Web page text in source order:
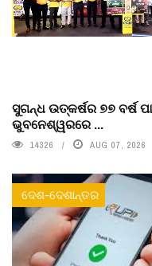
ସୁଗନ୍ଧ ଉତ୍କର୍ଷର ୭୭ ବର୍ଷ
ଭୁବନେଶ୍ୱରରେ ...
14326 AUG 07, 2026
ଦେଶ-ଦେଶାନ୍ତର